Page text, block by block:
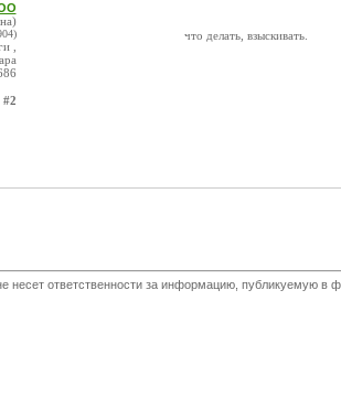
,
#2
что делать, взыскивать.
несет ответственности за информацию, публикуемую